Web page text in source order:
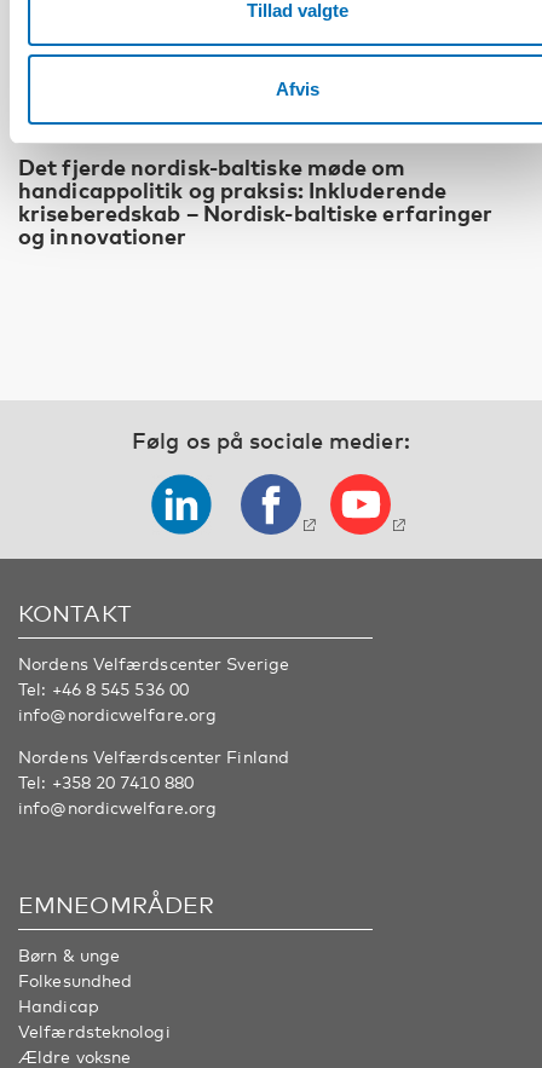
Tillad valgte
Afvis
Det fjerde nordisk-baltiske møde om
handicappolitik og praksis: Inkluderende
kriseberedskab – Nordisk-baltiske erfaringer
og innovationer
Følg os på sociale medier:
KONTAKT
Nordens Velfærdscenter Sverige
Tel: +46 8 545 536 00
info@nordicwelfare.org
Nordens Velfærdscenter Finland
Tel: +358 20 7410 880
info@nordicwelfare.org
EMNEOMRÅDER
Børn & unge
Folkesundhed
Handicap
Velfærdsteknologi
Ældre voksne